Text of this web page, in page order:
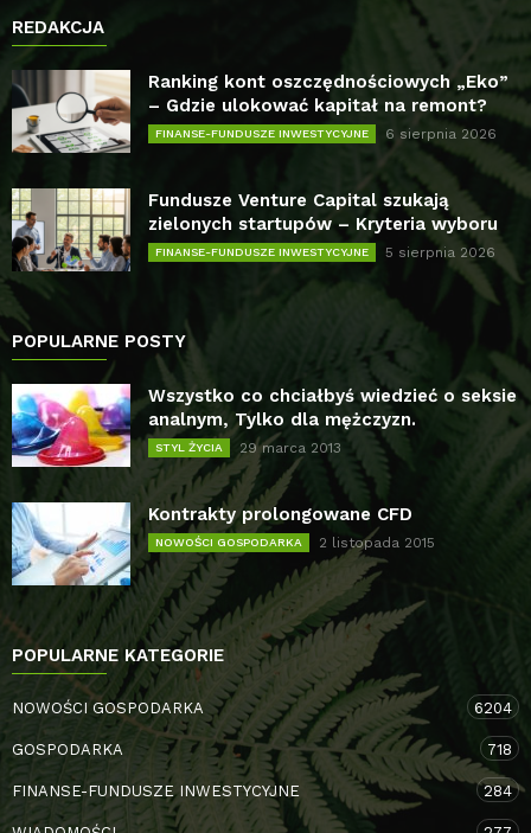
REDAKCJA
Ranking kont oszczędnościowych „Eko”
– Gdzie ulokować kapitał na remont?
FINANSE-FUNDUSZE INWESTYCYJNE 6 sierpnia 2026
Fundusze Venture Capital szukają
zielonych startupów – Kryteria wyboru
FINANSE-FUNDUSZE INWESTYCYJNE 5 sierpnia 2026
POPULARNE POSTY
Wszystko co chciałbyś wiedzieć o seksie
analnym, Tylko dla mężczyzn.
STYL ŻYCIA 29 marca 2013
Kontrakty prolongowane CFD
NOWOŚCI GOSPODARKA 2 listopada 2015
POPULARNE KATEGORIE
NOWOŚCI GOSPODARKA 6204
GOSPODARKA 718
FINANSE-FUNDUSZE INWESTYCYJNE 284